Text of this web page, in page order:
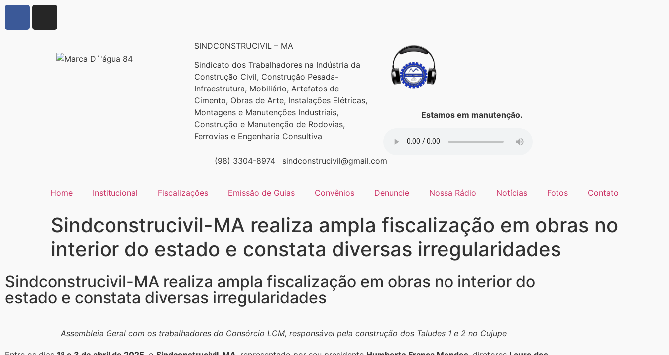
SINDCONSTRUCIVIL – MA
Sindicato dos Trabalhadores na Indústria da
Construção Civil, Construção Pesada-
Infraestrutura, Mobiliário, Artefatos de
Cimento, Obras de Arte, Instalações Elétricas,
Montagens e Manutenções Industriais,
Construção e Manutenção de Rodovias,
Ferrovias e Engenharia Consultiva
(98) 3304-8974 sindconstrucivil@gmail.com
Estamos em manutenção.
Home Institucional Fiscalizações Emissão de Guias Convênios Denuncie Nossa Rádio Notícias Fotos Contato
Sindconstrucivil-MA realiza ampla fiscalização em obras no
interior do estado e constata diversas irregularidades
Sindconstrucivil-MA realiza ampla fiscalização em obras no interior do
estado e constata diversas irregularidades
Assembleia Geral com os trabalhadores do Consórcio LCM, responsável pela construção dos Taludes 1 e 2 no Cujupe